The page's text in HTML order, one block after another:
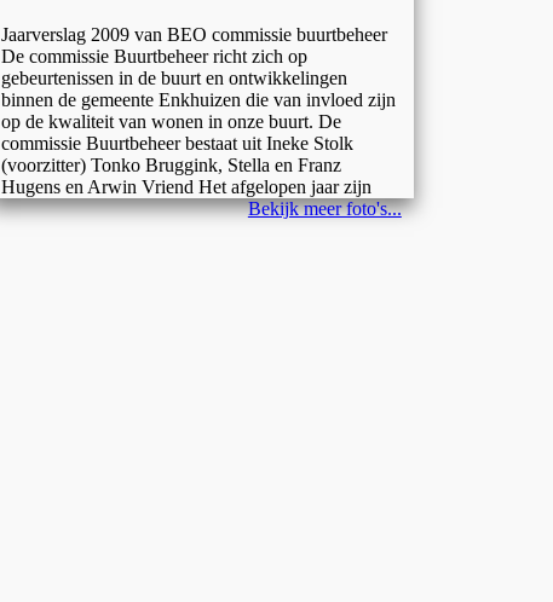
Jaarverslag 2009 van BEO commissie buurtbeheer
De commissie Buurtbeheer richt zich op
gebeurtenissen in de buurt en ontwikkelingen
binnen de gemeente Enkhuizen die van invloed zijn
op de kwaliteit van wonen in onze buurt. De
commissie Buurtbeheer bestaat uit Ineke Stolk
(voorzitter) Tonko Bruggink, Stella en Franz
Hugens en Arwin Vriend Het afgelopen jaar zijn
Bekijk meer foto's...